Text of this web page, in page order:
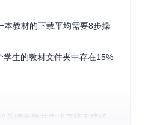
本教材的下载平均需要8步操
学生的教材文件夹中存在15%
关键参数并生成直接下载链